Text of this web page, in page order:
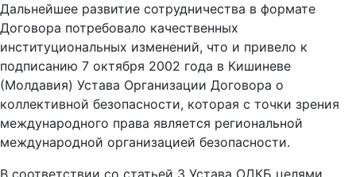
Дальнейшее развитие сотрудничества в формате
Договора потребовало качественных
институциональных изменений, что и привело к
подписанию 7 октября 2002 года в Кишиневе
(Молдавия) Устава Организации Договора о
коллективной безопасности, которая с точки зрения
международного права является региональной
международной организацией безопасности.